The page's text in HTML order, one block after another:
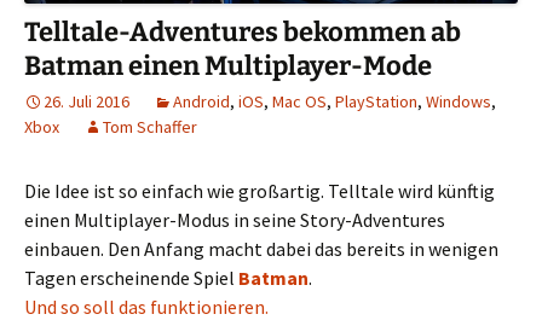
Telltale-Adventures bekommen ab
Batman einen Multiplayer-Mode
26. Juli 2016 Android, iOS, Mac OS, PlayStation, Windows,
Xbox
Tom Schaffer
Die Idee ist so einfach wie großartig. Telltale wird künftig
einen Multiplayer-Modus in seine Story-Adventures
einbauen. Den Anfang macht dabei das bereits in wenigen
Tagen erscheinende Spiel Batman.
Und so soll das funktionieren.